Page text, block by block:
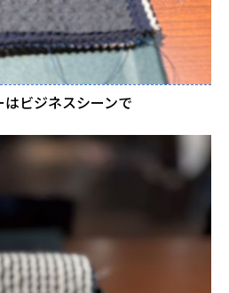
ビジネスシーンで